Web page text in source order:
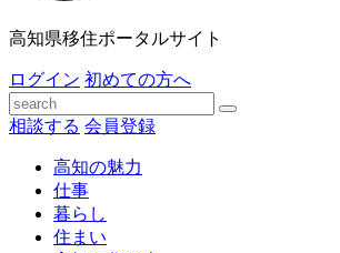
高知県移住ポータルサイト
ログイン 初めての方へ
相談する 会員登録
高知の魅力
仕事
暮らし
住まい